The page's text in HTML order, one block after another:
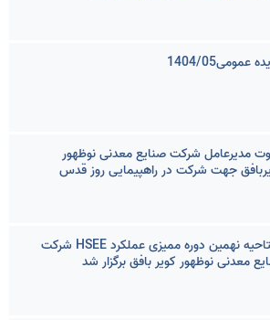
عمومی1404/05
مدیرعامل شرکت صنایع معدنی نوظهور
جهت شرکت در راهپیمایی روز قدس
افتتاحیه نهمین دوره ممیزی عملکرد HSEE شرکت
معدنی نوظهور کویر بافق برگزار شد